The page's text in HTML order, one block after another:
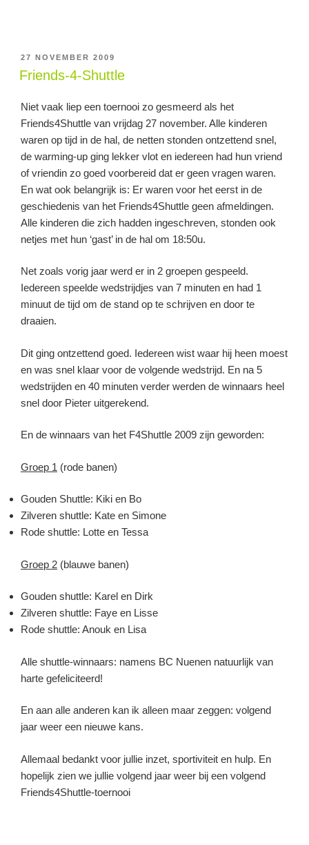
GEPLAATST
OP
27 NOVEMBER 2009
Friends-4-Shuttle
Niet vaak liep een toernooi zo gesmeerd als het
Friends4Shuttle van vrijdag 27 november. Alle kinderen
waren op tijd in de hal, de netten stonden ontzettend snel,
de warming-up ging lekker vlot en iedereen had hun vriend
of vriendin zo goed voorbereid dat er geen vragen waren.
En wat ook belangrijk is: Er waren voor het eerst in de
geschiedenis van het Friends4Shuttle geen afmeldingen.
Alle kinderen die zich hadden ingeschreven, stonden ook
netjes met hun ‘gast’ in de hal om 18:50u.
Net zoals vorig jaar werd er in 2 groepen gespeeld.
Iedereen speelde wedstrijdjes van 7 minuten en had 1
minuut de tijd om de stand op te schrijven en door te
draaien.
Dit ging ontzettend goed. Iedereen wist waar hij heen moest
en was snel klaar voor de volgende wedstrijd. En na 5
wedstrijden en 40 minuten verder werden de winnaars heel
snel door Pieter uitgerekend.
En de winnaars van het F4Shuttle 2009 zijn geworden:
Groep 1 (rode banen)
Gouden Shuttle: Kiki en Bo
Zilveren shuttle: Kate en Simone
Rode shuttle: Lotte en Tessa
Groep 2 (blauwe banen)
Gouden shuttle: Karel en Dirk
Zilveren shuttle: Faye en Lisse
Rode shuttle: Anouk en Lisa
Alle shuttle-winnaars: namens BC Nuenen natuurlijk van
harte gefeliciteerd!
En aan alle anderen kan ik alleen maar zeggen: volgend
jaar weer een nieuwe kans.
Allemaal bedankt voor jullie inzet, sportiviteit en hulp. En
hopelijk zien we jullie volgend jaar weer bij een volgend
Friends4Shuttle-toernooi